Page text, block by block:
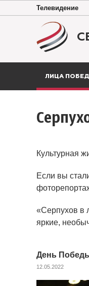
Телевидение
ЛИЦА
Культурная
Если вы
«Серпухов в
яркие,
День
12.05.2022